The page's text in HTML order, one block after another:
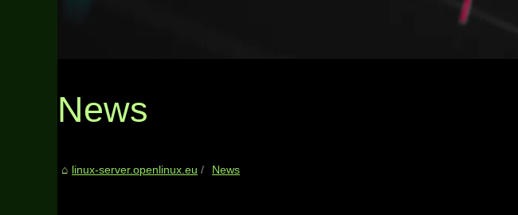
News
linux-server.openlinux.eu News